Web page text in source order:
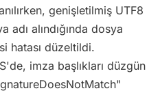
genişletilmiş UTF8
alındığında dosya
hatası düzeltildi.
imza başlıkları düzgün